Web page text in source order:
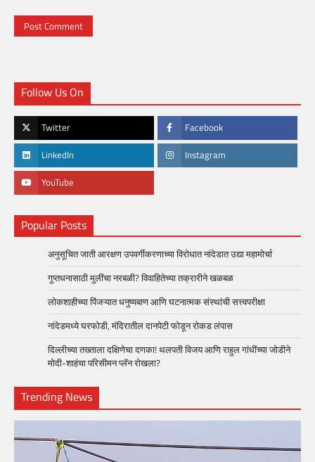
Follow Us On
Twitter Facebook
LinkedIn Instagram
YouTube
Popular Posts
अनुसूचित जाती आरक्षण उपवर्गीकरणाच्या विरोधात नांदेडात उद्या महामोर्चा
गुप्तधनासाठी मुलींचा नरबळी? विवाहितेच्या तक्रारीने खळबळ
लोकशाहीच्या पिंजऱ्यात धनुष्यबाण आणि घटनात्मक संस्थांची सत्त्वपरीक्षा
नांदेडमध्ये घरफोडी, मंदिरातील दानपेटी फोडून रोकड लंपास
दिल्लीच्या तख्ताला दक्षिणेचा दणका! थलपती विजय आणि राहुल गांधींच्या जोडीने
मोदी-शाहंचा परिसीमन प्लॅन रोखला?
Trending News